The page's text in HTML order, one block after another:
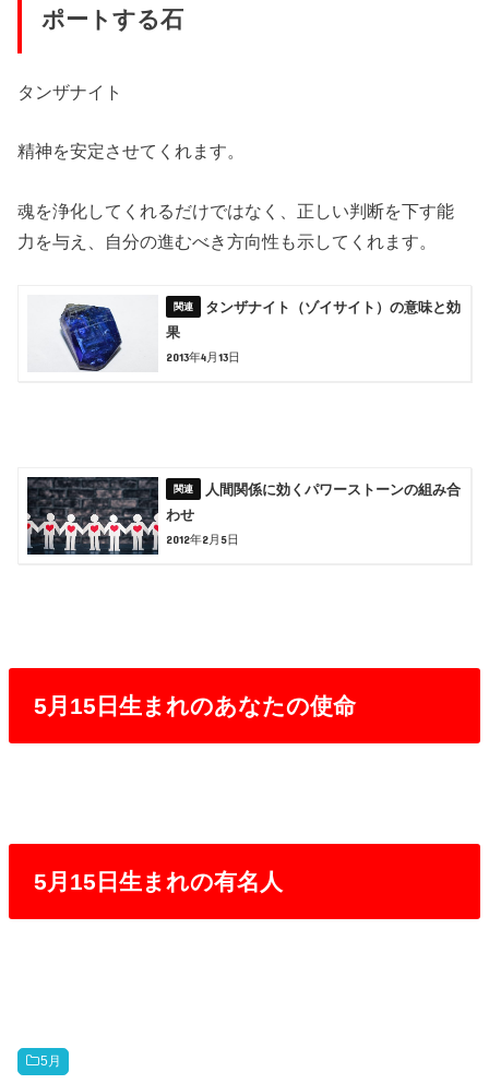
ポートする石
タンザナイト
精神を安定させてくれます。
魂を浄化してくれるだけではなく、正しい判断を下す能
力を与え、自分の進むべき方向性も示してくれます。
タンザナイト（ゾイサイト）の意味と効
果
2013年4月13日
人間関係に効くパワーストーンの組み合
わせ
2012年2月5日
5月15日生まれのあなたの使命
5月15日生まれの有名人
5月